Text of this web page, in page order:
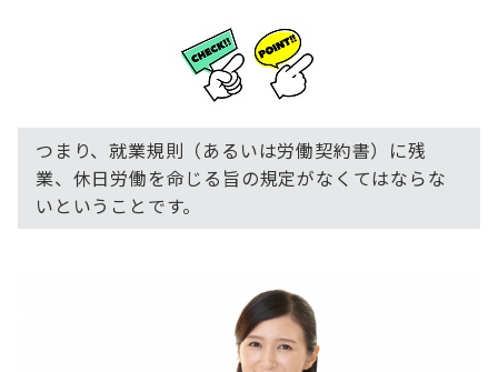
つまり、就業規則（あるいは労働契約書）に残
業、休日労働を命じる旨の規定がなくてはならな
いということです。